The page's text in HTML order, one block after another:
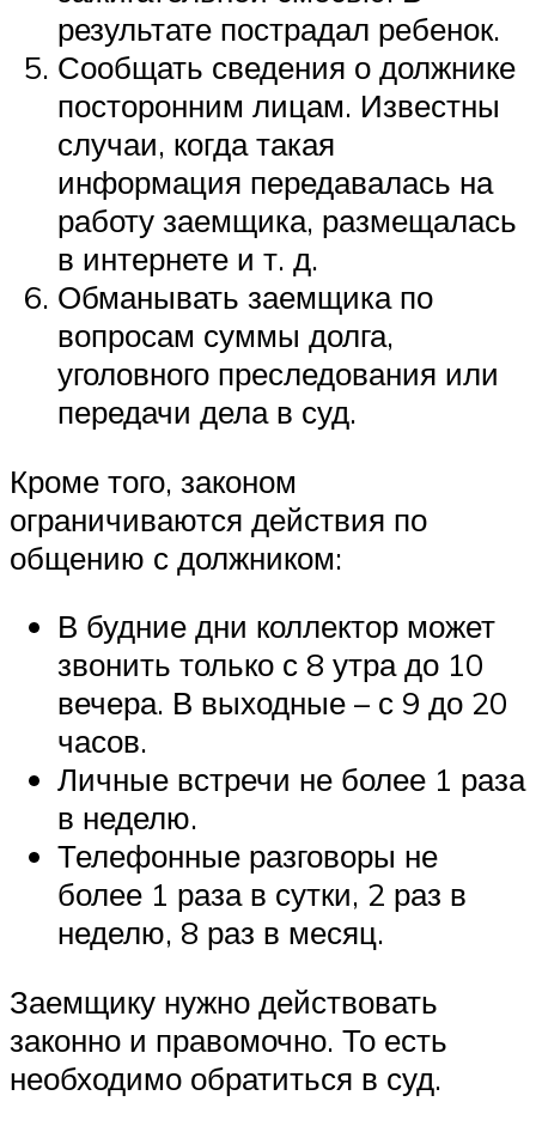
результате пострадал ребенок.
Сообщать сведения о должнике
посторонним лицам. Известны
случаи, когда такая
информация передавалась на
работу заемщика, размещалась
в интернете и т. д.
Обманывать заемщика по
вопросам суммы долга,
уголовного преследования или
передачи дела в суд.
Кроме того, законом
ограничиваются действия по
общению с должником:
В будние дни коллектор может
звонить только с 8 утра до 10
вечера. В выходные – с 9 до 20
часов.
Личные встречи не более 1 раза
в неделю.
Телефонные разговоры не
более 1 раза в сутки, 2 раз в
неделю, 8 раз в месяц.
Заемщику нужно действовать
законно и правомочно. То есть
необходимо обратиться в суд.